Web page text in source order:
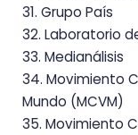
31. Grupo País
32. Laboratorio
33. Medianálisis
34. Movimiento
Mundo (MCVM)
35. Movimiento